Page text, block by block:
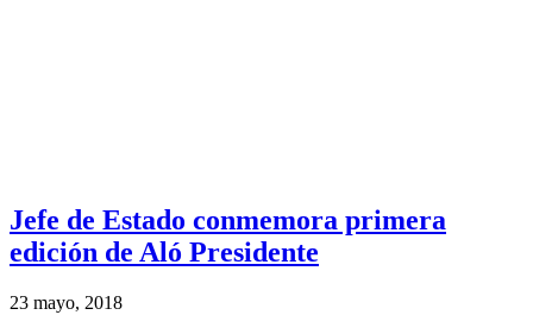
Jefe de Estado conmemora primera
edición de Aló Presidente
23 mayo, 2018